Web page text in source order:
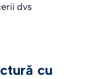
dvs
cu